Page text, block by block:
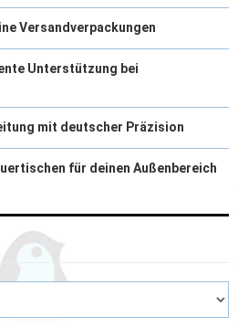
Versandverpackungen
Unterstützung bei
mit deutscher Präzision
für deinen Außenbereich